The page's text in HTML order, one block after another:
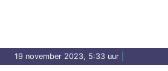
19 november 2023, 5:33 uur